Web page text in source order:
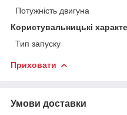
Потужність двигуна
Користувальницькі
Тип запуску
Приховати
Умови доставки